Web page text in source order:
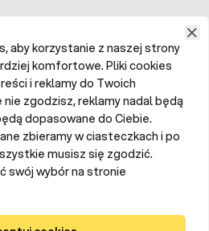
aby korzystanie z naszej strony
komfortowe. Pliki cookies
i reklamy do Twoich
zgodzisz, reklamy nadal będą
dopasowane do Ciebie.
zbieramy w ciasteczkach i po
musisz się zgodzić.
swój wybór na stronie